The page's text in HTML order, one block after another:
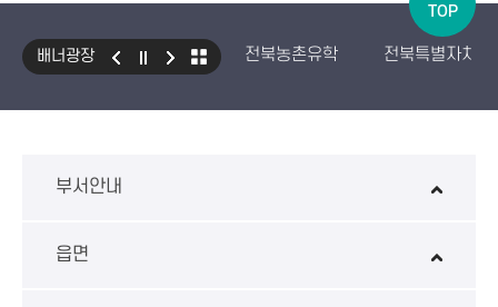
배너광장 전북농촌유학
전북특별자치
부서안내
읍면
TOP